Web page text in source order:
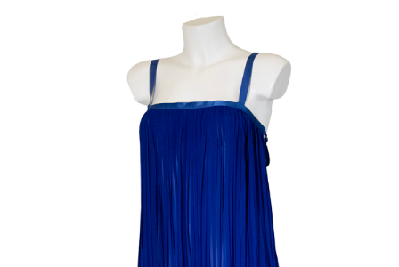
Millions of people around the
world visit Envato to buy and
sell creative assets, use smart
design templates, learn
creative skills or even hire
freelancers. With an industry-
leading marketplace paired
with an unlimited subscription
service, Envato helps creatives
like you get projects done
faster.